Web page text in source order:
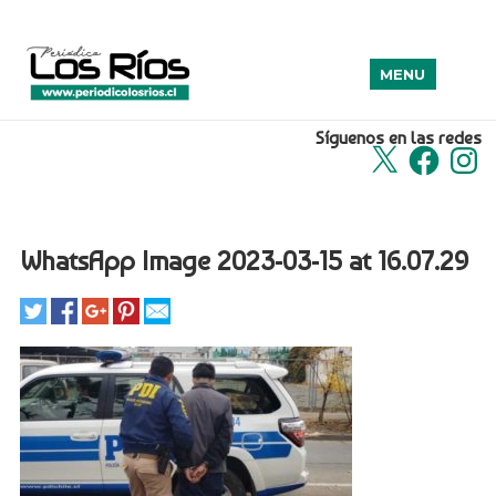
Síguenos en las redes
X Facebook
MENU
WhatsApp Image 2023-03-15 at 16.07.29